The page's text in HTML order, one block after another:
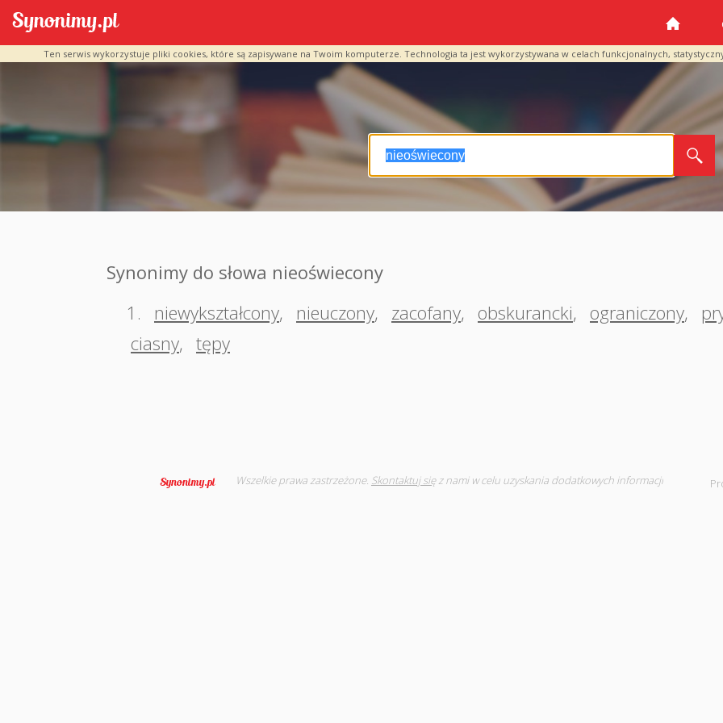
Ten serwis wykorzystuje pliki cookies, które są zapisywane na Twoim komputerze. Technologia ta jest wykorzystywana w celach funkcjonalnych,
Synonimy do słowa nieoświecony
1.
niewykształcony, nieuczony, zacofany, obskurancki, ograniczony,
ciasny, tępy
Wszelkie prawa zastrzeżone. Skontaktuj sięz nami w celu uzyskania dodatkowych informacji